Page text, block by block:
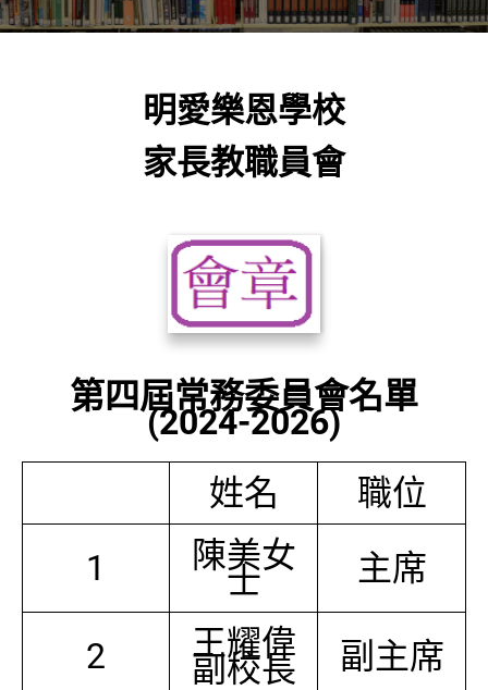
明愛樂恩學校
家長教職員會
第四屆常務委員會名單
(2024-2026)
姓名
職位
1
陳美女
士 主席
2 王耀偉
副校長 副主席